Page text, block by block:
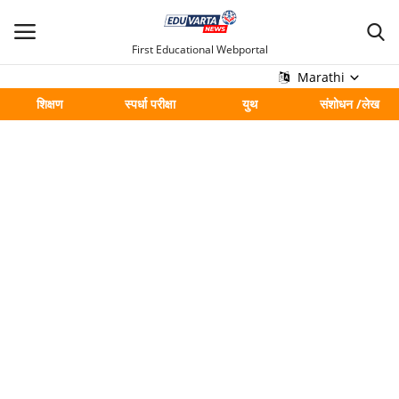
First Educational Webportal
Marathi
शिक्षण
स्पर्धा परीक्षा युथ संशोधन /लेख
मुख्य